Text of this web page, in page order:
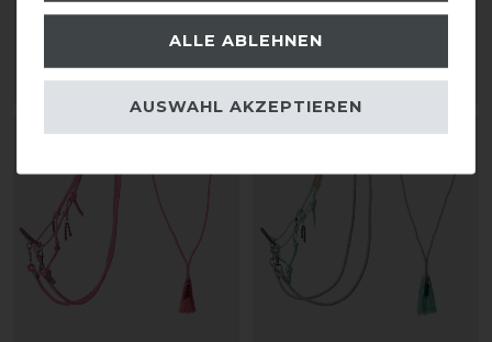
29,95 € *
ARTIKEL MERKEN
statt 14,95 €
11,96 € *
ARTIKEL MERKEN
ALLE ABLEHNEN
AUSWAHL AKZEPTIEREN